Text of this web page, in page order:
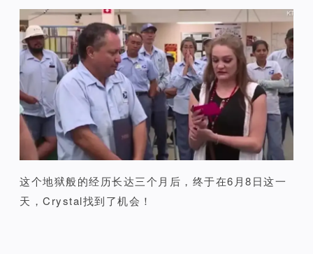
这个地狱般的经历长达三个月后， 终于在6月8日这一
天， Crystal找到了机会！